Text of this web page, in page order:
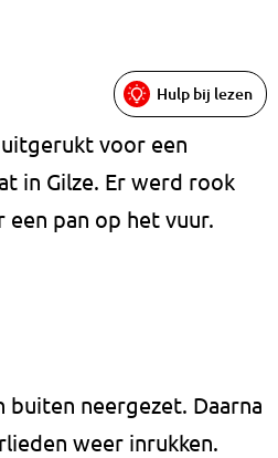
Hulp bij lezen
voor een
in Gilze. Er werd rook
pan op het vuur.
buiten neergezet. Daarna
weer inrukken.